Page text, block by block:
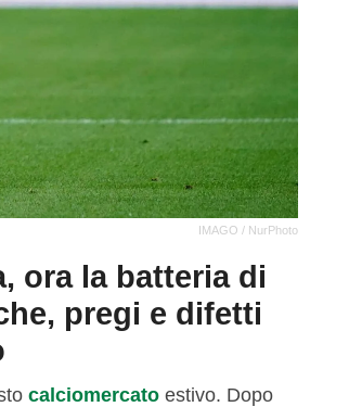
IMAGO / NurPhoto
ora la batteria di
pregi e difetti
calciomercato estivo. Dopo